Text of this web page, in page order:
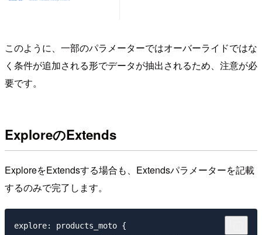
このように、一部のパラメーターではオーバーライドではな
く条件が追加される形でデータが抽出されるため、注意が必
要です。
ExploreのExtends
ExploreをExtendsする場合も、Extendsパラメーターを記載
するのみで完了します。
explore: products_moto {